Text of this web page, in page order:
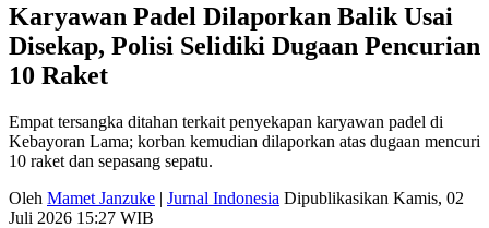
Karyawan Padel Dilaporkan Balik Usai
Disekap, Polisi Selidiki Dugaan Pencurian
10 Raket
Empat tersangka ditahan terkait penyekapan karyawan padel di
Kebayoran Lama; korban kemudian dilaporkan atas dugaan mencuri
10 raket dan sepasang sepatu.
Oleh Mamet Janzuke | Jurnal Indonesia Dipublikasikan Kamis, 02
Juli 2026 15:27 WIB